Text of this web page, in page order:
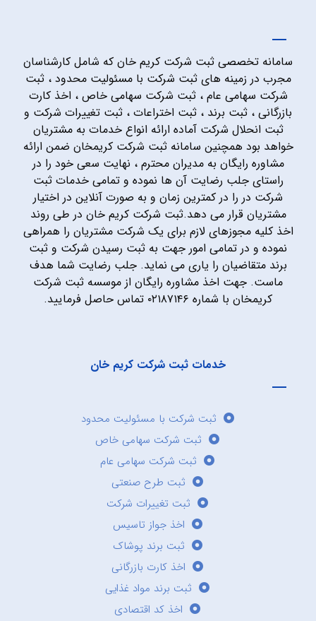
سامانه تخصصی ثبت شرکت کریم خان که شامل کارشناسان
مجرب در زمینه های ثبت شرکت با مسئولیت محدود ، ثبت
شرکت سهامی عام ، ثبت شرکت سهامی خاص ، اخذ کارت
بازرگانی ، ثبت برند ، ثبت اختراعات ، ثبت تغییرات شرکت و
ثبت انحلال شرکت آماده ارائه انواع خدمات به مشتریان
خواهد بود همچنین سامانه ثبت شرکت کریمخان ضمن ارائه
مشاوره رایگان به مدیران محترم ، نهایت سعی خود را در
راستای جلب رضایت آن ها نموده و تمامی خدمات ثبت
شرکت در را در کمترین زمان و به صورت آنلاین در اختیار
مشتریان قرار می دهد.ثبت شرکت کریم خان در طی روند
اخذ کلیه مجوزهای لازم برای یک شرکت مشتریان را همراهی
نموده و در تمامی امور جهت به ثبت رسیدن شرکت و ثبت
برند متقاضیان را یاری می نماید. جلب رضایت شما هدف
ماست. جهت اخذ مشاوره رایگان از موسسه ثبت شرکت
کریمخان با شماره ۰۲۱۸۷۱۴۶ تماس حاصل فرمایید.
خدمات ثبت شرکت کریم خان
ثبت شرکت با مسئولیت محدود
ثبت شرکت سهامی خاص
ثبت شرکت سهامی عام
ثبت طرح صنعتی
ثبت تغییرات شرکت
اخذ جواز تاسیس
ثبت برند پوشاک
اخذ کارت بازرگانی
ثبت برند مواد غذایی
اخذ کد اقتصادی